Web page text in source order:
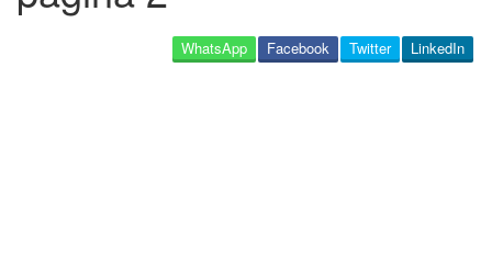
LinkedIn
Twitter
Facebook
WhatsApp